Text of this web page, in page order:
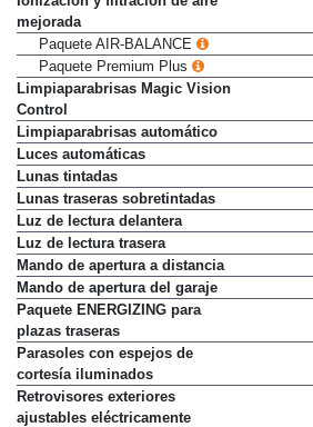
mejorada
Paquete AIR-BALANCE
Paquete Premium Plus
Limpiaparabrisas Magic Vision
Control
Limpiaparabrisas automático
Luces automáticas
Lunas tintadas
Lunas traseras sobretintadas
Luz de lectura delantera
Luz de lectura trasera
Mando de apertura a distancia
Mando de apertura del garaje
Paquete ENERGIZING para
plazas traseras
Parasoles con espejos de
cortesía iluminados
Retrovisores exteriores
ajustables eléctricamente